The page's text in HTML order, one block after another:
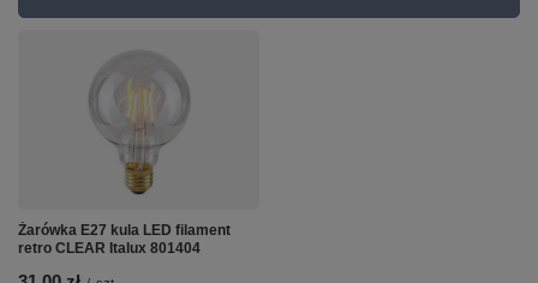
Żarówka E27 kula LED filament
retro CLEAR Italux 801404